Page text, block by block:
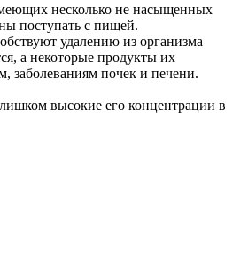
несколько не насыщенных
поступать с пищей.
удалению из организма
а некоторые продукты их
заболеваниям почек и печени.
высокие его концентрации в